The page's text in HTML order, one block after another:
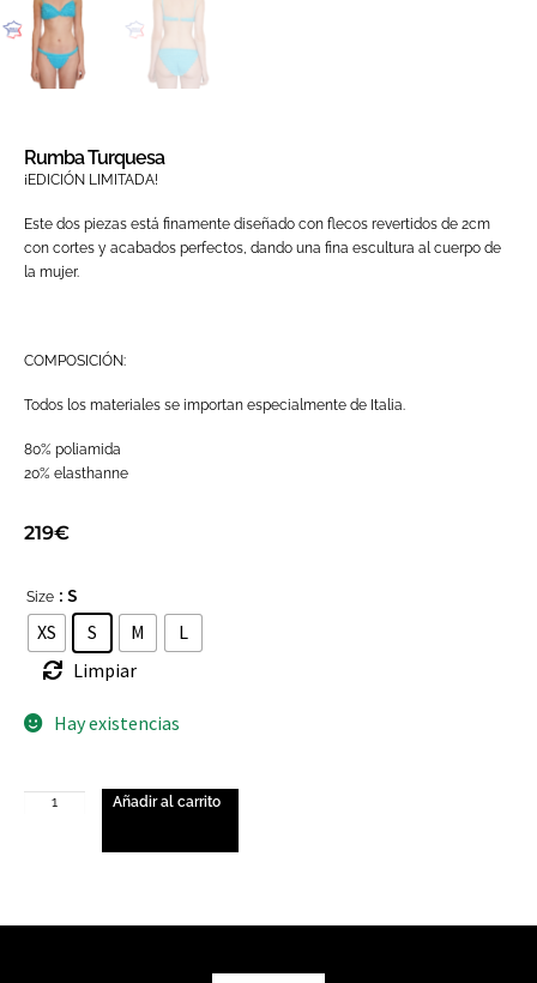
Rumba Turquesa
¡EDICIÓN LIMITADA!
Este dos piezas está finamente diseñado con flecos revertidos de 2cm
con cortes y acabados perfectos, dando una fina escultura al cuerpo de
la mujer.
COMPOSICIÓN:
Todos los materiales se importan especialmente de Italia.
80% poliamida
20% elasthanne
219€
Size : S
XS
S M
L
Limpiar
Hay existencias
Añadir al carrito